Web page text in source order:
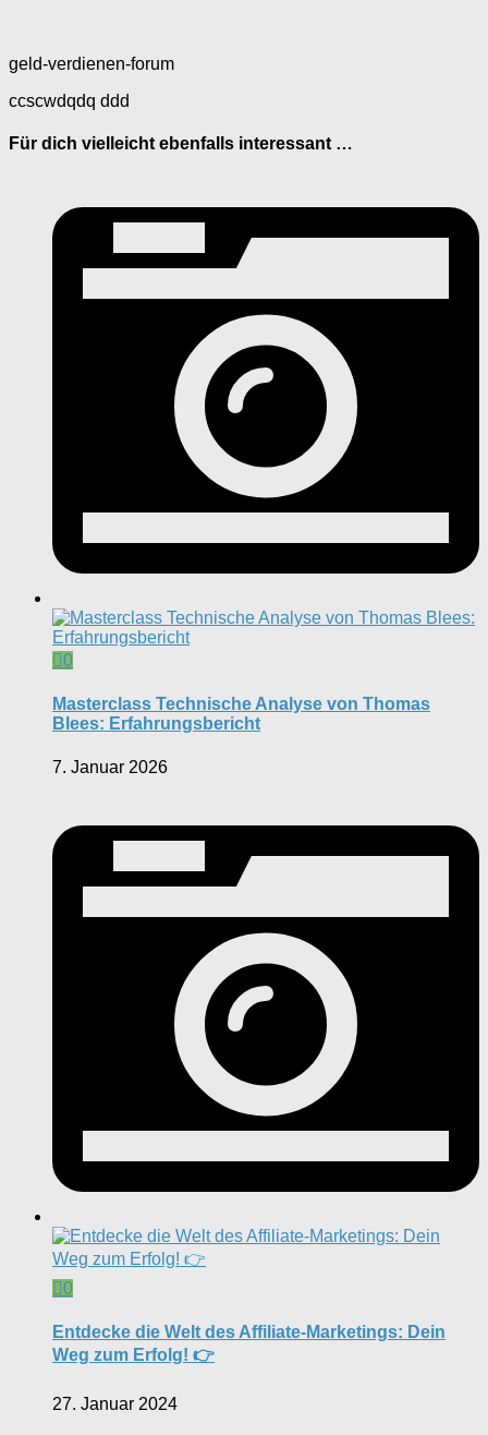
geld-verdienen-forum
ccscwdqdq ddd
Für dich vielleicht ebenfalls interessant …
0
Masterclass Technische Analyse von Thomas
Blees: Erfahrungsbericht
7. Januar 2026
0
Entdecke die Welt des Affiliate-Marketings: Dein
Weg zum Erfolg! 👉
27. Januar 2024